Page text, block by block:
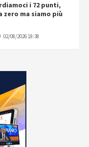
i 72 punti,
ma siamo più
02/08/2026 18:38